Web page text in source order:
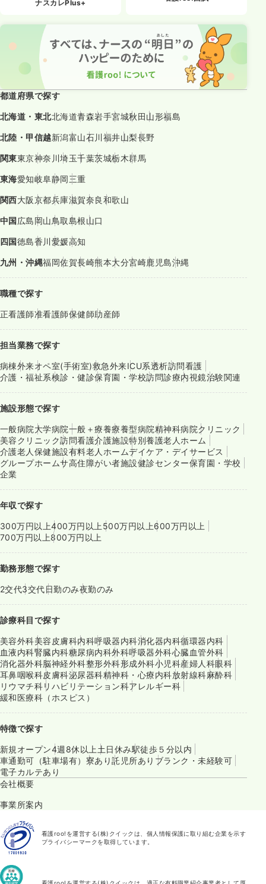
ナスカレPlus+
都道府県で探す
北海道・東北北海道青森岩手宮城秋田山形福島
北陸・甲信越新潟富山石川福井山梨長野
関東東京神奈川埼玉千葉茨城栃木群馬
東海愛知岐阜静岡三重
関西大阪京都兵庫滋賀奈良和歌山
中国広島岡山鳥取島根山口
四国徳島香川愛媛高知
九州・沖縄福岡佐賀長崎熊本大分宮崎鹿児島沖縄
職種で探す
正看護師准看護師保健師助産師
担当業務で探す
病棟外来オペ室(手術室)救急外来ICU系透析訪問看護
介護・福祉系検診・健診保育園・学校訪問診療内視鏡治験関連
施設形態で探す
一般病院大学病院一般＋療養療養型病院精神科病院クリニック
美容クリニック訪問看護介護施設特別養護老人ホーム
介護老人保健施設有料老人ホームデイケア・デイサービス
グループホームサ高住障がい者施設健診センター保育園・学校
企業
年収で探す
300万円以上400万円以上 500万円以上600万円以上
700万円以上800万円以上
勤務形態で探す
2交代3交代日勤のみ夜勤のみ
診療科目で探す
美容外科美容皮膚科内科呼吸器内科消化器内科循環器内科
血液内科腎臓内科糖尿病内科外科呼吸器外科心臓血管外科
消化器外科脳神経外科整形外科形成外科小児科産婦人科眼科
耳鼻咽喉科皮膚科泌尿器科精神科・心療内科放射線科麻酔科
リウマチ科リハビリテーション科アレルギー科
緩和医療科（ホスピス）
特徴で探す
新規オープン4週8休以上 土日休み駅徒歩５分以内
車通勤可（駐車場有） 寮あり託児所あり ブランク・未経験可
電子カルテあり
会社概要
事業所案内
看護roo!を運営する(株)クイックは、個人情報保護に取り組む企業を示す
プライバシーマークを取得しています。